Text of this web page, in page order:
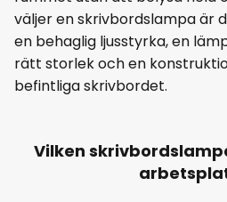
väljer en skrivbordslampa är
en behaglig ljusstyrka, en
rätt storlek och en
befintliga skrivbordet.
Vilken